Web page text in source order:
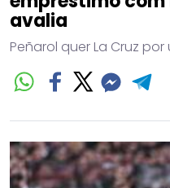
avalia
Peñarol quer La Cruz